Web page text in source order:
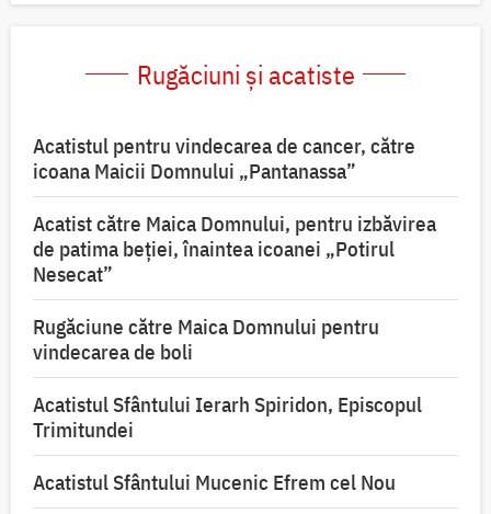
Rugăciuni și acatiste
Acatistul pentru vindecarea de cancer, către
icoana Maicii Domnului „Pantanassa”
Acatist către Maica Domnului, pentru izbăvirea
de patima beției, înaintea icoanei „Potirul
Nesecat”
Rugăciune către Maica Domnului pentru
vindecarea de boli
Acatistul Sfântului Ierarh Spiridon, Episcopul
Trimitundei
Acatistul Sfântului Mucenic Efrem cel Nou